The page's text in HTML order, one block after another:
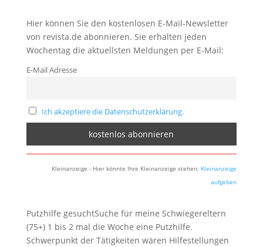
Hier können Sie den kostenlosen E-Mail-Newsletter
von revista.de abonnieren. Sie erhalten jeden
Wochentag die aktuellsten Meldungen per E-Mail:
E-Mail Adresse
Ich akzeptiere die Datenschutzerklärung.
Kleinanzeige - Hier könnte Ihre Kleinanzeige stehen: Kleinanzeige
aufgeben
Putzhilfe gesuchtSuche für meine Schwiegereltern
(75+) 1 bis 2 mal die Woche eine Putzhilfe.
Schwerpunkt der Tätigkeiten wären Hilfestellungen